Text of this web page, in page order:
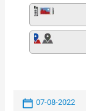
07-08-2022